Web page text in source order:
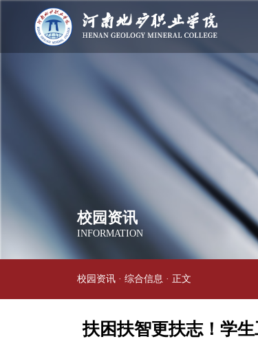
校园资讯
INFORMATION
校园资讯 · 综合信息 · 正文
扶困扶智更扶志！学